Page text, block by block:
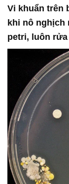
Vi khuẩn trên
khi nô
petri, luôn